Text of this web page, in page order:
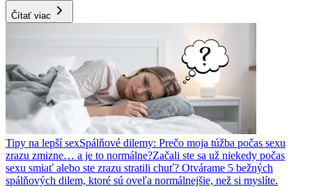
Čítať viac
Tipy na lepší sexSpálňové dilemy: Prečo moja túžba počas sexu
zrazu zmizne… a je to normálne?Začali ste sa už niekedy počas
sexu smiať alebo ste zrazu stratili chuť? Otvárame 5 bežných
spálňových dilem, ktoré sú oveľa normálnejšie, než si myslíte.